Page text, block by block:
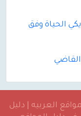
الحياة وفق
العربيه | دليل